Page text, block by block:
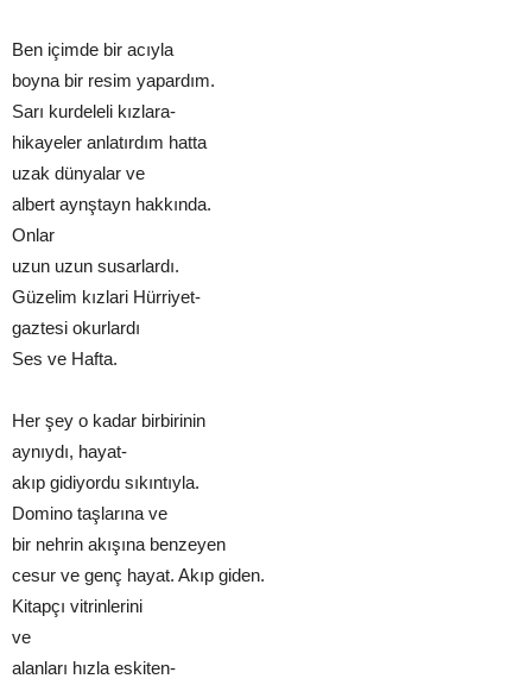
Ben içimde bir acıyla
boyna bir resim yapardım.
Sarı kurdeleli kızlara-
hikayeler anlatırdım hatta
uzak dünyalar ve
albert aynştayn hakkında.
Onlar
uzun uzun susarlardı.
Güzelim kızlari Hürriyet-
gaztesi okurlardı
Ses ve Hafta.
Her şey o kadar birbirinin
aynıydı, hayat-
akıp gidiyordu sıkıntıyla.
Domino taşlarına ve
bir nehrin akışına benzeyen
cesur ve genç hayat. Akıp giden.
Kitapçı vitrinlerini
ve
alanları hızla eskiten-